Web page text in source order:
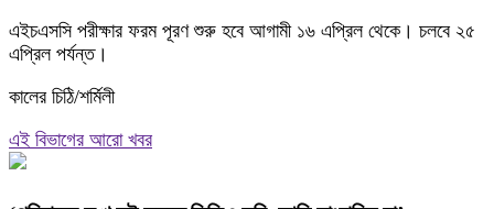
এইচএসসি পরীক্ষার ফরম পূরণ শুরু হবে আগামী ১৬ এপ্রিল থেকে। চলবে ২৫
এপ্রিল পর্যন্ত।
কালের চিঠি/শর্মিলী
এই বিভাগের আরো খবর